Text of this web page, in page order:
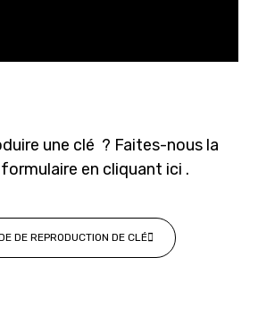
une clé ? Faites-nous la
en cliquant ici .
DE REPRODUCTION DE CLÉ